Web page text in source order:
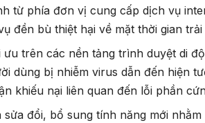
từ phía đơn vị cung cấp dịch vụ
đền bù thiệt hại về mặt thời gian
ưu trên các nền tảng trình duyệt di
dùng bị nhiễm virus dẫn đến hiện
khiếu nại liên quan đến lỗi phần
đổi, bổ sung tính năng mới